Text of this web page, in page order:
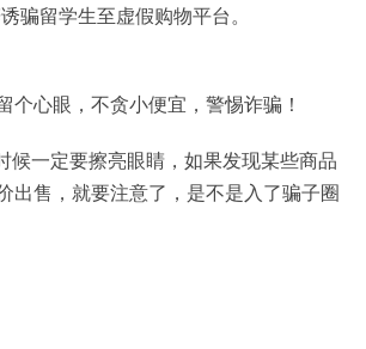
骗留学生至虚假购物平台。
个心眼，不贪小便宜，警惕诈骗！
候一定要擦亮眼睛，如果发现某些商品
出售，就要注意了，是不是入了骗子圈